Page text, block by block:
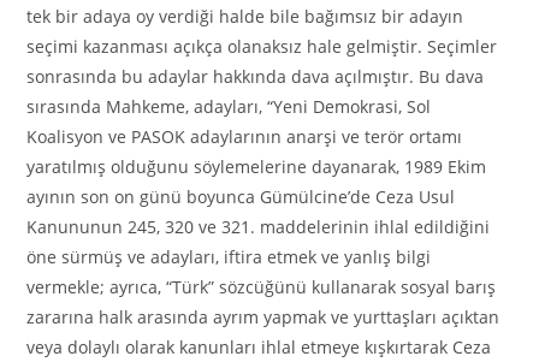
tek bir adaya oy verdiği halde bile bağımsız bir adayın
seçimi kazanması açıkça olanaksız hale gelmiştir. Seçimler
sonrasında bu adaylar hakkında dava açılmıştır. Bu dava
sırasında Mahkeme, adayları, “Yeni Demokrasi, Sol
Koalisyon ve PASOK adaylarının anarşi ve terör ortamı
yaratılmış olduğunu söylemelerine dayanarak, 1989 Ekim
ayının son on günü boyunca Gümülcine’de Ceza Usul
Kanununun 245, 320 ve 321. maddelerinin ihlal edildiğini
öne sürmüş ve adayları, iftira etmek ve yanlış bilgi
vermekle; ayrıca, “Türk” sözcüğünü kullanarak sosyal barış
zararına halk arasında ayrım yapmak ve yurttaşları açıktan
veya dolaylı olarak kanunları ihlal etmeye kışkırtarak Ceza